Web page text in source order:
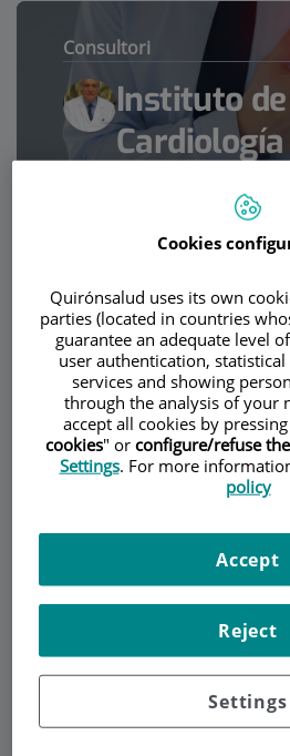
Consultori
Instituto de
Cardiología
Avanzada
Interna -
Jaime
Domenech
CARDIOLOGIA ADULTS
DescripcióServeisEquipContacte
Horari
Demanar
La hipertensión arterial (HTA)
de los problemas de salud
frecuentes en el mundo
calcula que padecen HTA
adultos, es decir,
millones de personas.
Cookies
Quirónsalud uses its own
parties (located in countries
guarantee an adequate level
user authentication,
services and showing
through the analysis of your
accept all cookies by
cookies" or configure/refuse
Settings. For more
policy
Settings
Reject
Accept